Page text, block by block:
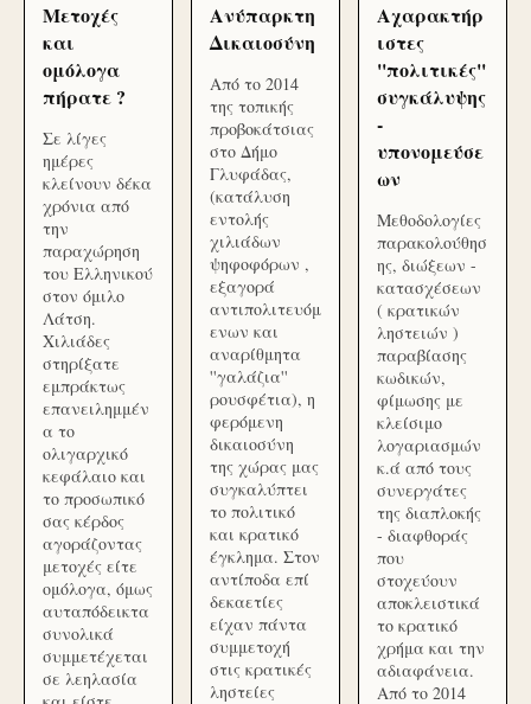
Μετοχές
και
ομόλογα
πήρατε ?
Σε λίγες
ημέρες
κλείνουν δέκα
χρόνια από
την
παραχώρηση
του Ελληνικού
στον όμιλο
Λάτση.
Χιλιάδες
στηρίξατε
εμπράκτως
επανειλημμέν
α το
ολιγαρχικό
κεφάλαιο και
το προσωπικό
σας κέρδος
αγοράζοντας
μετοχές είτε
ομόλογα, όμως
αυταπόδεικτα
συνολικά
συμμετέχεται
σε λεηλασία
Ανύπαρκτη
Δικαιοσύνη
Από το 2014
της τοπικής
προβοκάτσιας
στο Δήμο
Γλυφάδας,
(κατάλυση
εντολής
χιλιάδων
ψηφοφόρων ,
εξαγορά
αντιπολιτευόμ
ενων και
αναρίθμητα
''γαλάζια''
ρουσφέτια), η
φερόμενη
δικαιοσύνη
της χώρας μας
συγκαλύπτει
το πολιτικό
και κρατικό
έγκλημα. Στον
αντίποδα επί
δεκαετίες
είχαν πάντα
συμμετοχή
στις κρατικές
ληστείες
Αχαρακτήρ
ιστες
''πολιτικές''
συγκάλυψης
-
υπονομεύσε
ων
Μεθοδολογίες
παρακολούθησ
ης, διώξεων -
κατασχέσεων
( κρατικών
ληστειών )
παραβίασης
κωδικών,
φίμωσης με
κλείσιμο
λογαριασμών
κ.ά από τους
συνεργάτες
της διαπλοκής
- διαφθοράς
που
στοχεύουν
αποκλειστικά
το κρατικό
χρήμα και την
αδιαφάνεια.
Από το 2014